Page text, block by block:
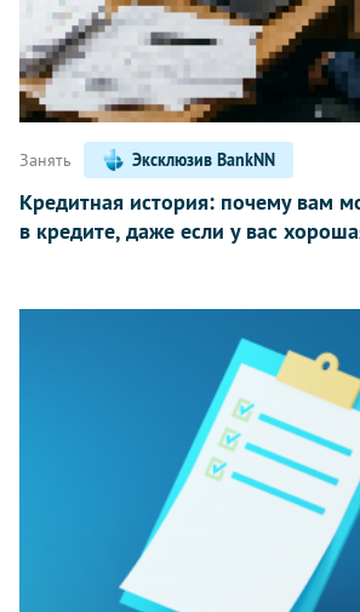
Занять Эксклюзив BankNN
Кредитная история: почему вам
в кредите, даже если у вас